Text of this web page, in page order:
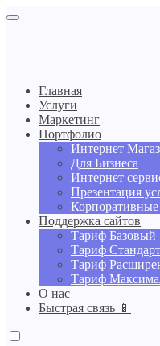
Главная
Услуги
Маркетинг
Портфолио
Интернет
Для Бизнеса
Интернет
Презентация
Поддержка сайтов
Тариф Базовый
Тариф Стандарт
Тариф
Тариф
О нас
Быстрая связь 📱